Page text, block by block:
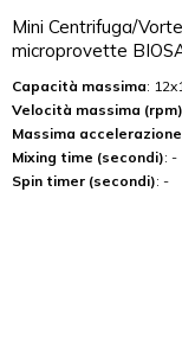
Mini Centrifuga/
microprovette
Capacità massima:
Velocità massima (rpm)
Massima accelerazione
Mixing time (secondi): -
Spin timer (secondi): -